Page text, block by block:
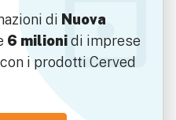
di Nuova
6 milionidi imprese
i prodotti Cerved